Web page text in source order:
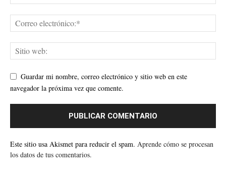
Guardar mi nombre, correo electrónico y sitio web en este
navegador la próxima vez que comente.
Este sitio usa Akismet para reducir el spam. Aprende cómo se procesan
los datos de tus comentarios.